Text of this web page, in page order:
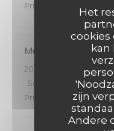
Het
cookies
zijn
Andere
Prijs
Mélanie
2026-07-17
- 12:30 -
Service
Prijs